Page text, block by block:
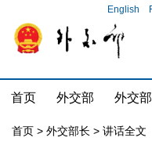
English
首页 外交部 外交
首页 > 外交部长 > 讲话全文